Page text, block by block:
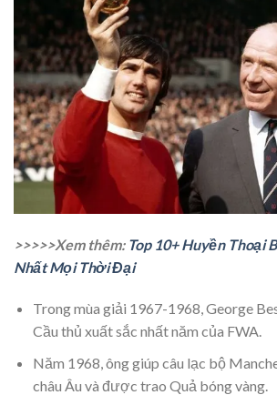
>>>>>Xem thêm: Top 10+ Huyền Thoại
Nhất Mọi Thời Đại
Trong mùa giải 1967-1968, George
Cầu thủ xuất sắc nhất năm của FWA.
Năm 1968, ông giúp câu lạc bộ
châu Âu và được trao Quả bóng vàng.